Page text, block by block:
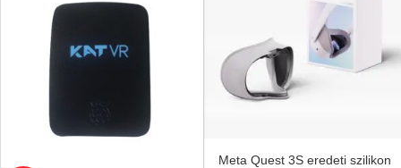
Meta Quest 3S eredeti szilikon